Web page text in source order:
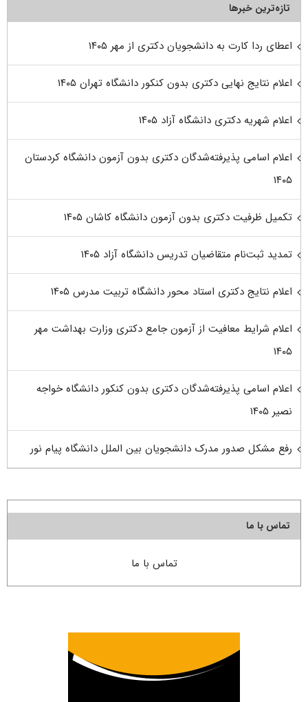
تازه‌ترین خبرها
اعطای ردا کارت به دانشجویان دکتری از مهر ۱۴۰۵
اعلام نتایج نهایی دکتری بدون کنکور دانشگاه تهران ۱۴۰۵
اعلام شهریه دکتری دانشگاه آزاد ۱۴۰۵
اعلام اسامی پذیرفته‌شدگان دکتری بدون آزمون دانشگاه کردستان
۱۴۰۵
تکمیل ظرفیت دکتری بدون آزمون دانشگاه کاشان ۱۴۰۵
تمدید ثبت‌نام متقاضیان تدریس دانشگاه آزاد ۱۴۰۵
اعلام نتایج دکتری استاد محور دانشگاه تربیت مدرس ۱۴۰۵
اعلام شرایط معافیت از آزمون جامع دکتری وزارت بهداشت مهر
۱۴۰۵
اعلام اسامی پذیرفته‌شدگان دکتری بدون کنکور دانشگاه خواجه
نصیر ۱۴۰۵
رفع مشکل صدور مدرک دانشجویان بین الملل دانشگاه پیام نور
تماس با ما
تماس با ما